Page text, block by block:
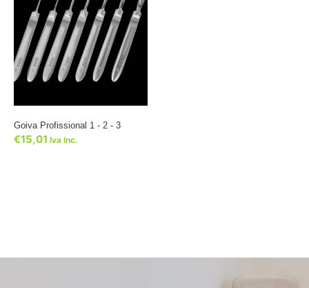
Goiva Profissional 1 - 2 - 3
€15,01 Iva Inc.